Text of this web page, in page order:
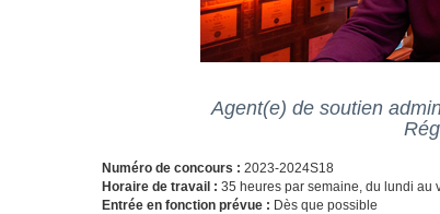
Agent(e) de soutien
Numéro de concours : 2023-2024S18
Horaire de travail : 35 heures par semaine, du lundi au
Entrée en fonction prévue : Dès que possible